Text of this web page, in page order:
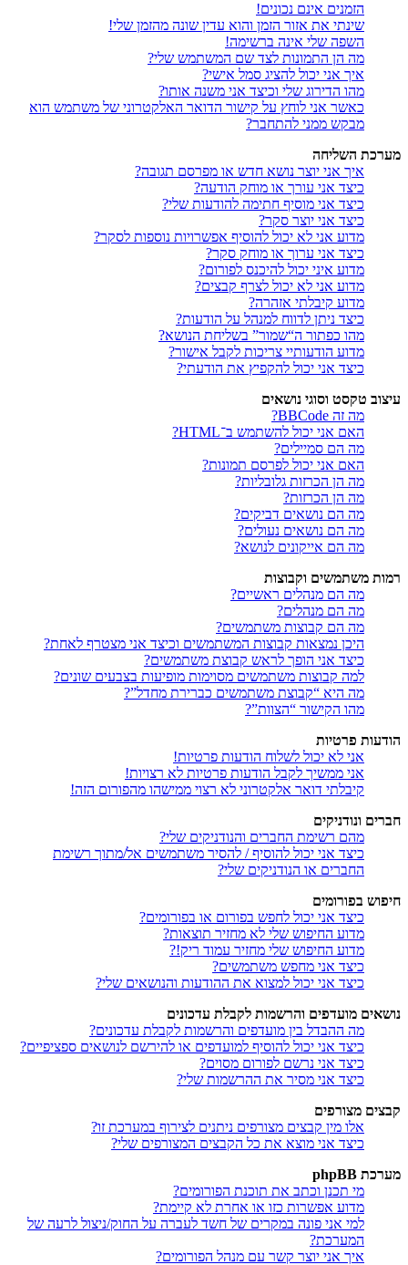
הזמנים אינם נכונים!
שינתי את אזור הזמן והוא עדין שונה מהזמן שלי!
השפה שלי אינה ברשימה!
מה הן התמונות לצד שם המשתמש שלי?
איך אני יכול להציג סמל אישי?
מהו הדירוג שלי וכיצד אני משנה אותו?
כאשר אני לוחץ על קישור הדואר האלקטרוני של משתמש הוא
מבקש ממני להתחבר?
מערכת השליחה
איך אני יוצר נושא חדש או מפרסם תגובה?
כיצד אני עורך או מוחק הודעה?
כיצד אני מוסיף חתימה להודעות שלי?
כיצד אני יוצר סקר?
מדוע אני לא יכול להוסיף אפשרויות נוספות לסקר?
כיצד אני ערוך או מוחק סקר?
מדוע איני יכול להיכנס לפורום?
מדוע אני לא יכול לצרף קבצים?
מדוע קיבלתי אזהרה?
כיצד ניתן לדווח למנהל על הודעות?
מהו כפתור ה“שמור” בשליחת הנושא?
מדוע הודעותיי צריכות לקבל אישור?
כיצד אני יכול להקפיץ את הודעתי?
עיצוב טקסט וסוגי נושאים
מה זה BBCode?
האם אני יכול להשתמש ב־HTML?
מה הם סמיילים?
האם אני יכול לפרסם תמונות?
מה הן הכרזות גלובליות?
מה הן הכרזות?
מה הם נושאים דביקים?
מה הם נושאים נעולים?
מה הם אייקונים לנושא?
רמות משתמשים וקבוצות
מה הם מנהלים ראשיים?
מה הם מנהלים?
מה הם קבוצות משתמשים?
היכן נמצאות קבוצות המשתמשים וכיצד אני מצטרף לאחת?
כיצד אני הופך לראש קבוצת משתמשים?
למה קבוצות משתמשים מסוימות מופיעות בצבעים שונים?
מה היא “קבוצת משתמשים כברירת מחדל”?
מהו הקישור “הצוות”?
הודעות פרטיות
אני לא יכול לשלוח הודעות פרטיות!
אני ממשיך לקבל הודעות פרטיות לא רצויות!
קיבלתי דואר אלקטרוני לא רצוי ממישהו מהפורום הזה!
חברים ונודניקים
מהם רשימת החברים והנודניקים שלי?
כיצד אני יכול להוסיף / להסיר משתמשים אל/מתוך רשימת
החברים או הנודניקים שלי?
חיפוש בפורומים
כיצד אני יכול לחפש בפורום או בפורומים?
מדוע החיפוש שלי לא מחזיר תוצאות?
מדוע החיפוש שלי מחזיר עמוד ריק!?
כיצד אני מחפש משתמשים?
כיצד אני יכול למצוא את ההודעות והנושאים שלי?
נושאים מועדפים והרשמות לקבלת עדכונים
מה ההבדל בין מועדפים והרשמות לקבלת עדכונים?
כיצד אני יכול להוסיף למועדפים או להירשם לנושאים ספציפיים?
כיצד אני נרשם לפורום מסוים?
כיצד אני מסיר את ההרשמות שלי?
קבצים מצורפים
אלו מין קבצים מצורפים ניתנים לצירוף במערכת זו?
כיצד אני מוצא את כל הקבצים המצורפים שלי?
מערכת phpBB
מי תכנן וכתב את תוכנת הפורומים?
מדוע אפשרות כזו או אחרת לא קיימת?
למי אני פונה במקרים של חשד לעברה על החוק/ניצול לרעה של
המערכת?
איך אני יוצר קשר עם מנהל הפורומים?